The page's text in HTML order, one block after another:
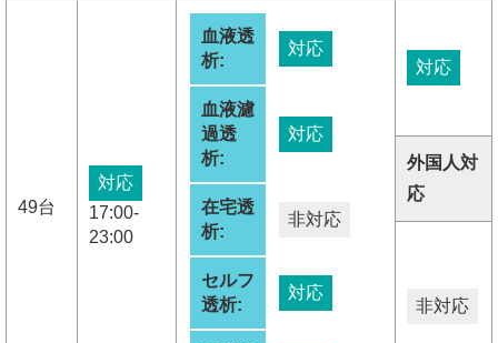
49台
対応
17:00-
23:00
血液透
析:
対応
血液濾
過透
析:
対応
在宅透
析:
非対応
セルフ
透析:
対応
対応
外国人対
応
非対応